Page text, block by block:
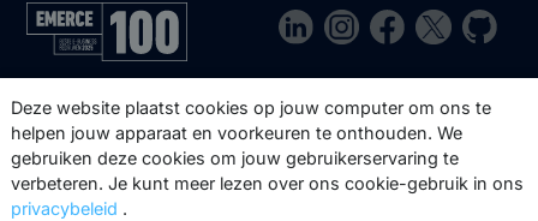
Via onze nieuwsbrief blijf je op de
hoogte van onze product updates,
events, webinars, best practices en
whitepapers.
Deze website plaatst cookies op jouw computer om ons te
helpen jouw apparaat en voorkeuren te onthouden. We
gebruiken deze cookies om jouw gebruikerservaring te
verbeteren. Je kunt meer lezen over ons cookie-gebruik in ons
privacybeleid .